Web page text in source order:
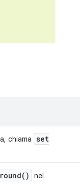
chiama set
)
nel